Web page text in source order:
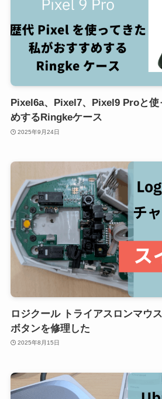
Pixel6a、Pixel7、Pixel9 Proと使
めするRingkeケース
2025年9月24日
ロジクール トライアスロンマウ
ボタンを修理した
2025年8月15日